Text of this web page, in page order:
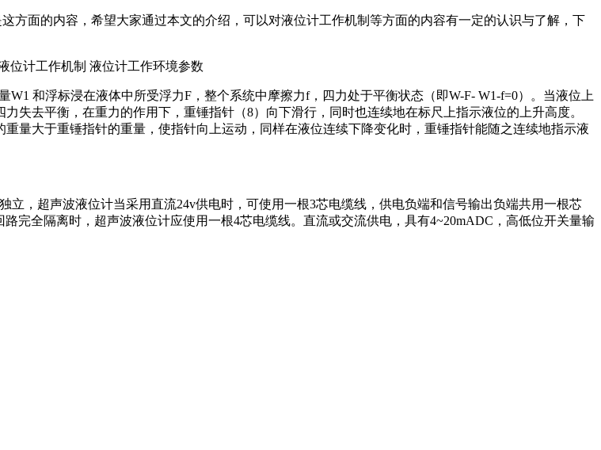
方面的内容，希望大家通过本文的介绍，可以对液位计工作机制等方面的内容有一定的认识与了解，下
和浮标浸在液体中所受浮力F，整个系统中摩擦力f，四力处于平衡状态（即W-F- W1-f=0）。当液位上
失去平衡，在重力的作用下，重锤指针（8）向下滑行，同时也连续地在标尺上指示液位的上升高度。
量大于重锤指针的重量，使指针向上运动，同样在液位连续下降变化时，重锤指针能随之连续地指示液
，超声波液位计当采用直流24v供电时，可使用一根3芯电缆线，供电负端和信号输出负端共用一根芯
完全隔离时，超声波液位计应使用一根4芯电缆线。直流或交流供电，具有4~20mADC，高低位开关量输